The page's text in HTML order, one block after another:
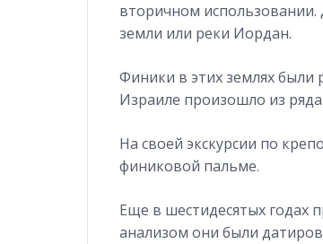
вторичном использовании.
земли или реки Иордан.
Финики в этих землях были
Израиле произошло из
На своей экскурсии по
финиковой пальме.
Еще в шестидесятых годах
анализом они были